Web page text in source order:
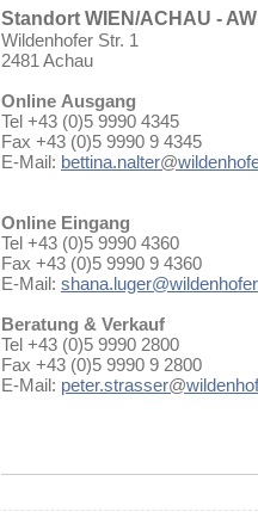
Standort WIEN/ACHAU -
Wildenhofer Str. 1
2481 Achau
Online Ausgang
Tel +43 (0)5 9990 4345
Fax +43 (0)5 9990 9 4345
E-Mail: bettina.nalter@
Online Eingang
Tel +43 (0)5 9990 4360
Fax +43 (0)5 9990 9 4360
E-Mail:
Beratung & Verkauf
Tel +43 (0)5 9990 2800
Fax +43 (0)5 9990 9 2800
E-Mail: peter.strasser@